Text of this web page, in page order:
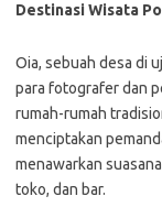
Destinasi Wisata
Oia, sebuah desa di
para fotografer dan
rumah-rumah
menciptakan
menawarkan
toko, dan bar.